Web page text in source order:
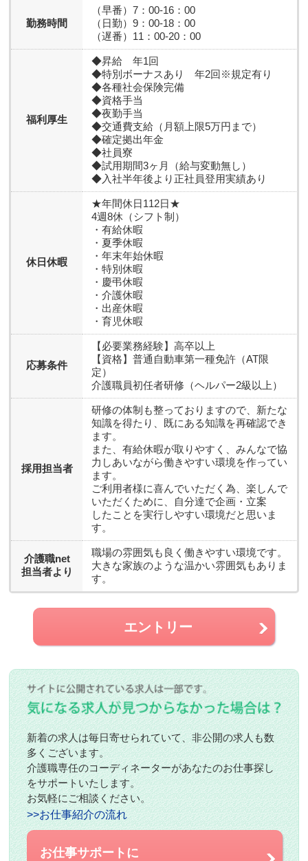
勤務時間
（早番）7：00-16：00
（日勤）9：00-18：00
（遅番）11：00-20：00
福利厚生
◆昇給 年1回
◆特別ボーナスあり 年2回※規定有り
◆各種社会保険完備
◆資格手当
◆夜勤手当
◆交通費支給（月額上限5万円まで）
◆確定拠出年金
◆社員寮
◆試用期間3ヶ月（給与変動無し）
◆入社半年後より正社員登用実績あり
休日休暇
★年間休日112日★
4週8休（シフト制）
・有給休暇
・夏季休暇
・年末年始休暇
・特別休暇
・慶弔休暇
・介護休暇
・出産休暇
・育児休暇
応募条件
【必要業務経験】高卒以上
【資格】普通自動車第一種免許（AT限
定）
介護職員初任者研修（ヘルパー2級以上）
採用担当者
研修の体制も整っておりますので、新たな
知識を得たり、既にある知識を再確認でき
ます。
また、有給休暇が取りやすく、みんなで協
力しあいながら働きやすい環境を作ってい
ます。
ご利用者様に喜んでいただく為、楽しんで
いただくために、自分達で企画・立案
したことを実行しやすい環境だと思いま
す。
介護職net
担当者より
職場の雰囲気も良く働きやすい環境です。
大きな家族のような温かい雰囲気もありま
す。
エントリー
新着の求人は毎日寄せられていて、非公開の求人も数
多くございます。
介護職専任のコーディネーターがあなたのお仕事探し
をサポートいたします。
お気軽にご相談ください。
>>お仕事紹介の流れ
お仕事サポートに